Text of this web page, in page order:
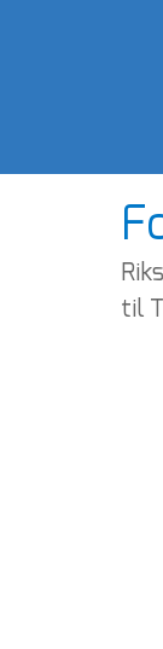
til